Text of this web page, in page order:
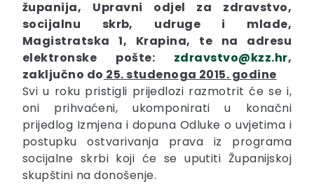
županija, Upravni odjel za zdravstvo,
socijalnu skrb, udruge i mlade,
Magistratska 1, Krapina, te na adresu
elektronske pošte: zdravstvo@kzz.hr,
zaključno do 25. studenoga 2015. godine
Svi u roku pristigli prijedlozi razmotrit će se i,
oni prihvaćeni, ukomponirati u konačni
prijedlog Izmjena i dopuna Odluke o uvjetima i
postupku ostvarivanja prava iz programa
socijalne skrbi koji će se uputiti Županijskoj
skupštini na donošenje.